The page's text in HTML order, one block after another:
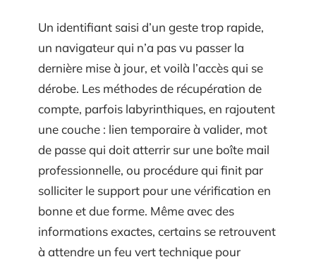
Un identifiant saisi d’un geste trop rapide,
un navigateur qui n’a pas vu passer la
dernière mise à jour, et voilà l’accès qui se
dérobe. Les méthodes de récupération de
compte, parfois labyrinthiques, en rajoutent
une couche : lien temporaire à valider, mot
de passe qui doit atterrir sur une boîte mail
professionnelle, ou procédure qui finit par
solliciter le support pour une vérification en
bonne et due forme. Même avec des
informations exactes, certains se retrouvent
à attendre un feu vert technique pour